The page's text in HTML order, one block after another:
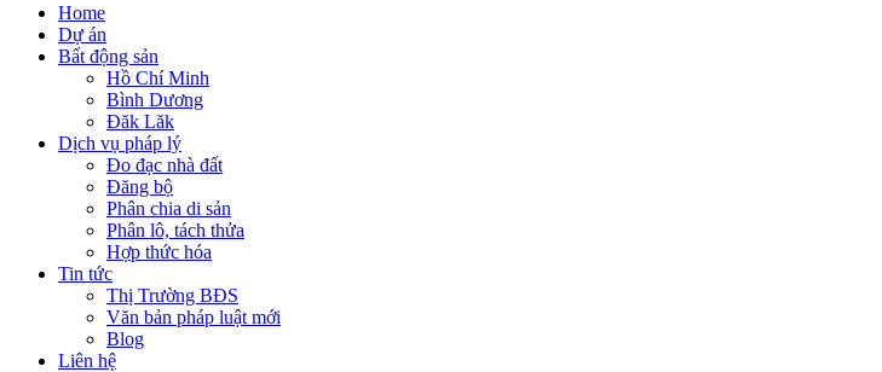
Home
Dự án
Bất động sản
Hồ Chí Minh
Bình Dương
Đăk Lăk
Dịch vụ pháp lý
Đo đạc nhà đất
Đăng bộ
Phân chia di sản
Phân lô, tách thửa
Hợp thức hóa
Tin tức
Thị Trường BĐS
Văn bản pháp luật mới
Blog
Liên hệ